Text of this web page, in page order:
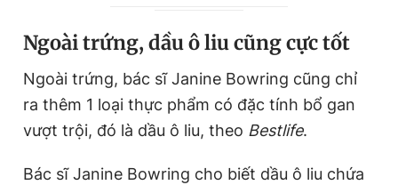
Ngoài trứng, dầu ô liu cũng cực tốt
Ngoài trứng, bác sĩ Janine Bowring cũng chỉ
ra thêm 1 loại thực phẩm có đặc tính bổ gan
vượt trội, đó là dầu ô liu, theo Bestlife.
Bác sĩ Janine Bowring cho biết dầu ô liu chứa